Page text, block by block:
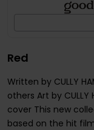
Red
Written by CULLY
others Art by CULLY
cover This new
based on the hit